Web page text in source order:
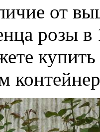
от
розы